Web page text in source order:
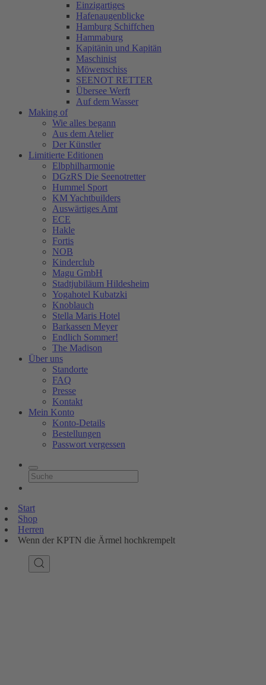
Einzigartiges
Hafenaugen­blicke
Hamburg Schiffchen
Hammaburg
Kapitänin und Kapitän
Maschinist
Möwenschiss
SEENOT RETTER
Übersee Werft
Auf dem Wasser
Making of
Wie alles begann
Aus dem Atelier
Der Künstler
Limitierte Editionen
Elbphilharmonie
DGzRS Die Seenotretter
Hummel Sport
KM Yachtbuilders
Auswärtiges Amt
ECE
Hakle
Fortis
NOB
Kinderclub
Magu GmbH
Stadtjubiläum Hildesheim
Yogahotel Kubatzki
Knoblauch
Stella Maris Hotel
Barkassen Meyer
Endlich Sommer!
The Madison
Über uns
Standorte
FAQ
Presse
Kontakt
Mein Konto
Konto-Details
Bestellungen
Passwort vergessen
Start
Shop
Herren
Wenn der KPTN die Ärmel hochkrempelt